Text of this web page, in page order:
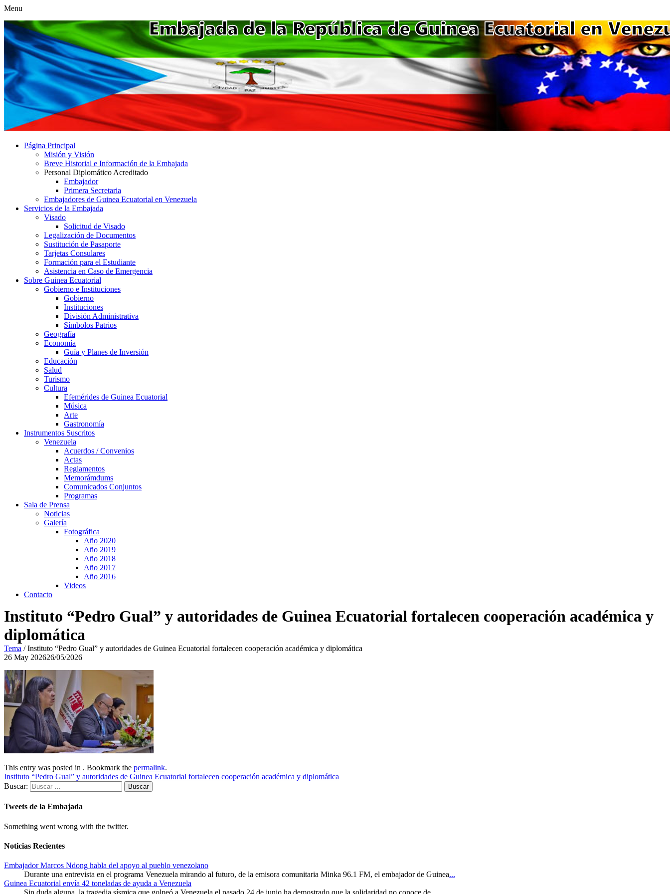
Menu
Página Principal
Misión y Visión
Breve Historial e Información de la Embajada
Personal Diplomático Acreditado
Embajador
Primera Secretaria
Embajadores de Guinea Ecuatorial en Venezuela
Servicios de la Embajada
Visado
Solicitud de Visado
Legalización de Documentos
Sustitución de Pasaporte
Tarjetas Consulares
Formación para el Estudiante
Asistencia en Caso de Emergencia
Sobre Guinea Ecuatorial
Gobierno e Instituciones
Gobierno
Instituciones
División Administrativa
Símbolos Patrios
Geografía
Economía
Guía y Planes de Inversión
Educación
Salud
Turismo
Cultura
Efemérides de Guinea Ecuatorial
Música
Arte
Gastronomía
Instrumentos Suscritos
Venezuela
Acuerdos / Convenios
Actas
Reglamentos
Memorámdums
Comunicados Conjuntos
Programas
Sala de Prensa
Noticias
Galería
Fotográfica
Año 2020
Año 2019
Año 2018
Año 2017
Año 2016
Videos
Contacto
Instituto “Pedro Gual” y autoridades de Guinea Ecuatorial fortalecen cooperación académica y
diplomática
Tema /Instituto “Pedro Gual” y autoridades de Guinea Ecuatorial fortalecen cooperación académica y diplomática
26 May 202626/05/2026
This entry was posted in . Bookmark the permalink.
Instituto “Pedro Gual” y autoridades de Guinea Ecuatorial fortalecen cooperación académica y diplomática
Buscar:
Tweets de la Embajada
Something went wrong with the twitter.
Noticias Recientes
Embajador Marcos Ndong habla del apoyo al pueblo venezolano
Durante una entrevista en el programa Venezuela mirando al futuro, de la emisora comunitaria Minka 96.1 FM, el embajador de Guinea...
Guinea Ecuatorial envía 42 toneladas de ayuda a Venezuela
Sin duda alguna, la tragedia sísmica que golpeó a Venezuela el pasado 24 de junio ha demostrado que la solidaridad no conoce de...